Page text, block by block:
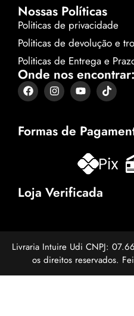
Nossas Políticas
Politicas de privacidade
Politicas de devolução e
Politicas de Entrega e
Onde nos encontrar:
Formas de
Loja Verificada
Livraria Intuire Udi CNPJ:
os direitos reservados.